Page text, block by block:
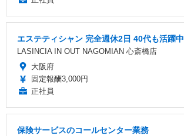
エステティシャン 完全週休2日 40代も活躍中
LASINCIA IN OUT NAGOMIAN 心斎橋店
大阪府
固定報酬3,000円
正社員
保険サービスのコールセンター業務